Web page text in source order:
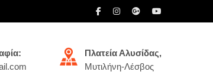
Πλατεία Αλυσίδας,
Μυτιλήνη-Λέσβος